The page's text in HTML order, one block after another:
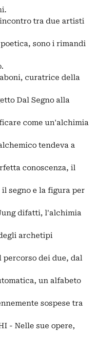
tra due artisti
sono i rimandi
curatrice della
Dal Segno alla
come un'alchimia
tendeva a
conoscenza, il
segno e la figura per
difatti, l'alchimia
archetipi
dei due, dal
un alfabeto
sospese tra
- Nelle sue opere,